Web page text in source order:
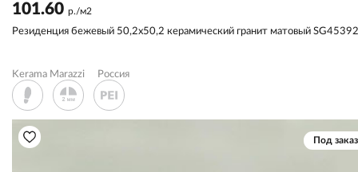
101.60 р./м2
Резиденция бежевый 50,2x50,2 керамический гранит матовый
Kerama Marazzi Россия
Под заказ